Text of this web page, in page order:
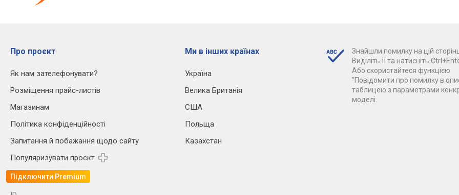
Про проєкт
Як нам зателефонувати?
Розміщення прайс-листів
Магазинам
Політика конфіденційності
Запитання й побажання щодо сайту
Популяризувати проєкт
Підключити Premium
Ми в інших країнах
Україна
Велика Британія
США
Польща
Казахстан
Знайшли помилку на цій
Виділіть її та натисніть
Або скористайтеся функцією
"Повідомити про помилку в
таблицею з параметрами
моделі.